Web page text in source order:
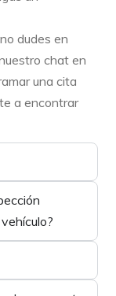
dudes en
chat en
una cita
a encontrar